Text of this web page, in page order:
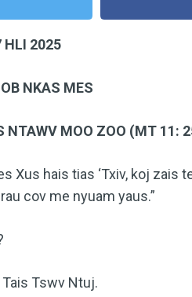
HLI 2025
NKAS MES
NTAWV MOO ZOO (MT 11:
Xus hais tias ‘Txiv, koj zais
cov me nyuam yaus.”
Tswv Ntuj.